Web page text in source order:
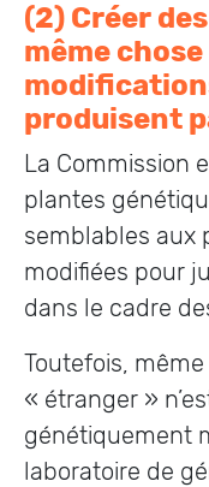
(2) Créer des
même
produisent
La Commission
plantes
semblables aux
modifiées pour
dans le cadre
Toutefois,
« étranger »
génétiquement
laboratoire de